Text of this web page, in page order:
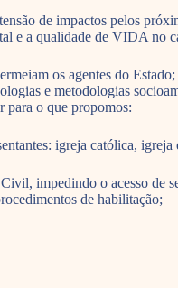
de impactos pelos
a qualidade de VIDA no
os agentes do
e metodologias
para o que propomos:
igreja católica,
impedindo o acesso de
de habilitação;